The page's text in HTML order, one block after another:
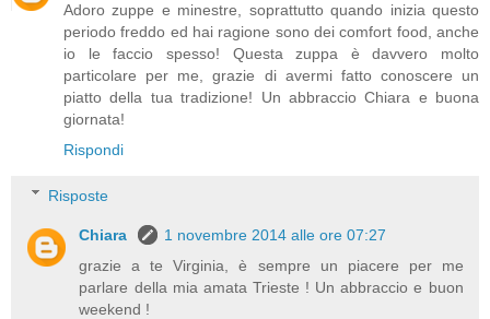
Adoro zuppe e minestre, soprattutto quando inizia questo
periodo freddo ed hai ragione sono dei comfort food, anche
io le faccio spesso! Questa zuppa è davvero molto
particolare per me, grazie di avermi fatto conoscere un
piatto della tua tradizione! Un abbraccio Chiara e buona
giornata!
Rispondi
Risposte
Chiara
1 novembre 2014 alle ore 07:27
grazie a te Virginia, è sempre un piacere per me
parlare della mia amata Trieste ! Un abbraccio e buon
weekend !